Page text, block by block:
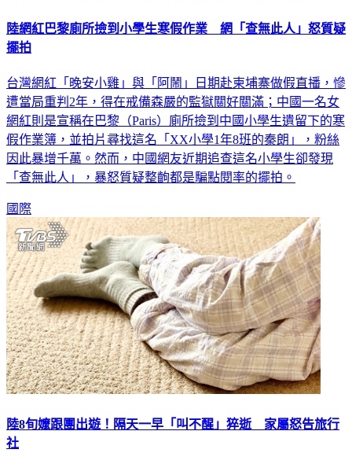
陸網紅巴黎廁所撿到小學生寒假作業 網「查無此人」怒質疑
擺拍
台灣網紅「晚安小雞」與「阿鬧」日期赴柬埔寨做假直播，慘
遭當局重判2年，得在戒備森嚴的監獄關好關滿；中國一名女
網紅則是宣稱在巴黎（Paris）廁所撿到中國小學生遺留下的寒
假作業簿，並拍片尋找這名「XX小學1年8班的秦朗」，粉絲
因此暴增千萬。然而，中國網友近期追查這名小學生卻發現
「查無此人」，暴怒質疑整齣都是騙點閱率的擺拍。
國際
陸8旬嬤跟團出遊！隔天一早「叫不醒」猝逝 家屬怒告旅行
社